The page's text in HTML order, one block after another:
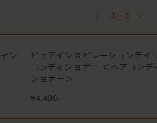
ピュアインスピレーションデイリー
コンディショナー ＜ヘアコンディ
ショナー＞
¥4,400
3 - 5